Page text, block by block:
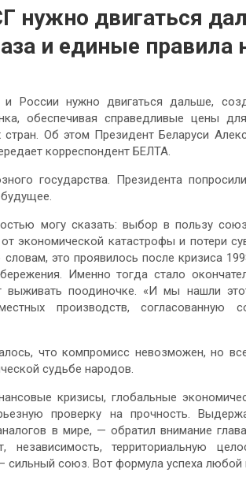
нужно двигаться
и единые правила
и России нужно двигаться дальше,
обеспечивая справедливые цены
Об этом Президент Беларуси
корреспондент БЕЛТА.
государства. Президента
могу сказать: выбор в пользу
катастрофы и потери
это проявилось после кризиса
Именно тогда стало
выживать поодиночке. «И мы нашли
производств, согласованную
что компромисс невозможен, но
судьбе народов.
кризисы, глобальные
проверку на прочность.
в мире, — обратил внимание
территориальную
сильный союз. Вот формула успеха любой